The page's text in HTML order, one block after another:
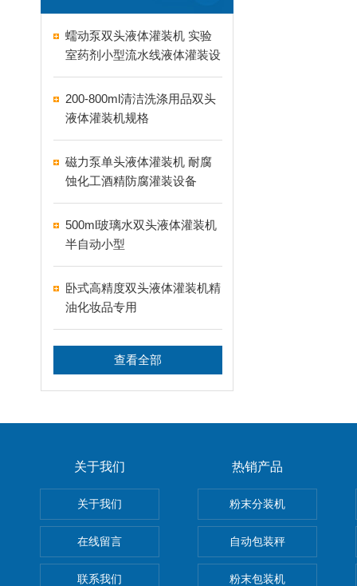
蠕动泵双头液体灌装机 实验
室药剂小型流水线液体灌装设
备
200-800ml清洁洗涤用品双头
液体灌装机规格
磁力泵单头液体灌装机 耐腐
蚀化工酒精防腐灌装设备
500ml玻璃水双头液体灌装机
半自动小型
卧式高精度双头液体灌装机精
油化妆品专用
查看全部
关于我们
关于我们
在线留言
联系我们
热销产品
粉末分装机
自动包装秤
粉末包装机